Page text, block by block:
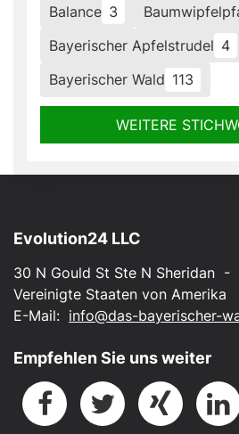
Balance 3
Bayerischer Apfelstrudel 4
Bayerischer Wald 113
WEITERE
Evolution24 LLC
30 N Gould St Ste N Sheridan -
Vereinigte Staaten von Amerika
E-Mail: info@das-bayerischer-
Empfehlen Sie uns weiter